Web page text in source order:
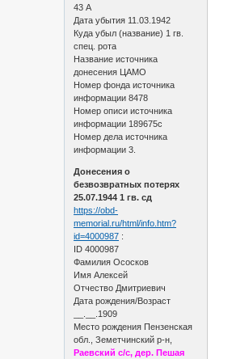
43 А
Дата убытия 11.03.1942
Куда убыл (название) 1 гв.
спец. рота
Название источника
донесения ЦАМО
Номер фонда источника
информации 8478
Номер описи источника
информации 189675с
Номер дела источника
информации 3.
Донесения о
безвозвратных потерях
25.07.1944 1 гв. сд
https://obd-
memorial.ru/html/info.htm?
id=4000987 :
ID 4000987
Фамилия Ососков
Имя Алексей
Отчество Дмитриевич
Дата рождения/Возраст
__.__.1909
Место рождения Пензенская
обл., Земетчинский р-н,
Раевский с/с, дер. Пешая